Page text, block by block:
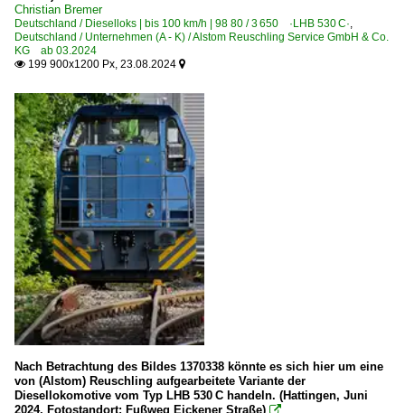
Christian Bremer
Deutschland / Dieselloks | bis 100 km/h | 98 80 / 3 650 ·LHB 530 C·,
Deutschland / Unternehmen (A - K) / Alstom Reuschling Service GmbH & Co.
KG ab 03.2024
 199 900x1200 Px, 23.08.2024 
Nach Betrachtung des Bildes 1370338 könnte es sich hier um eine
von (Alstom) Reuschling aufgearbeitete Variante der
Diesellokomotive vom Typ LHB 530 C handeln. (Hattingen, Juni
2024, Fotostandort: Fußweg Eickener Straße) 